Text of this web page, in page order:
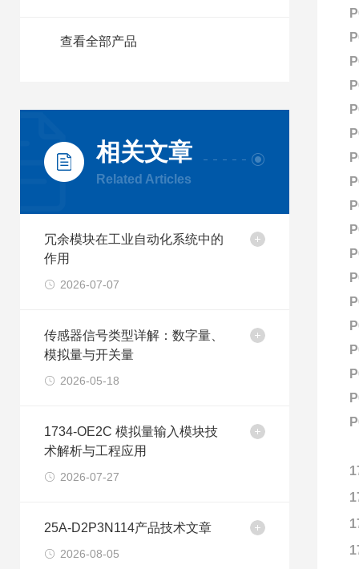
查看全部产品
相关文章
Related Articles
冗余模块在工业自动化系统中的
作用
2026-07-07
传感器信号类型详解：数字量、
模拟量与开关量
2026-05-18
1734-OE2C 模拟量输入模块技
术解析与工程应用
2026-07-27
25A-D2P3N114产品技术文章
2026-08-05